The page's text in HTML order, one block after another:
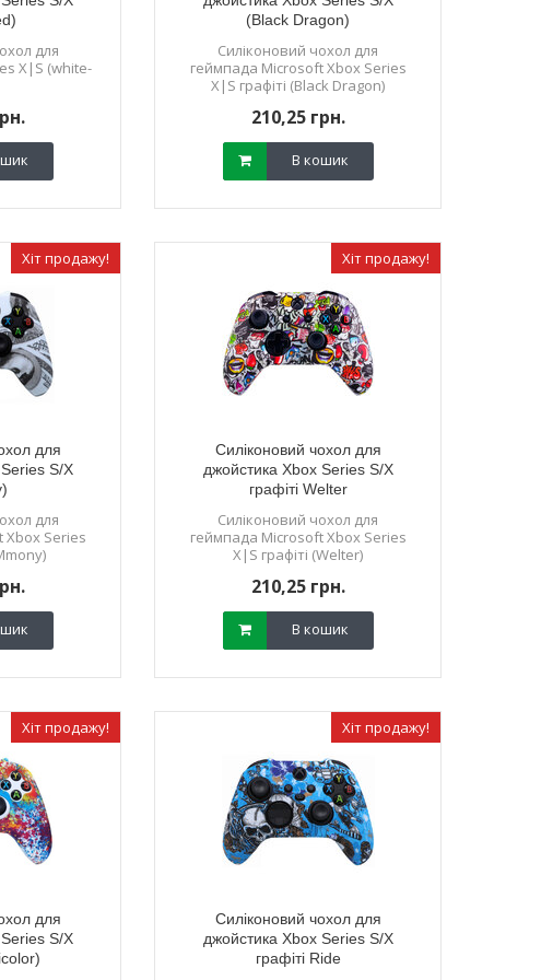
для
X|S (white-
(Black Dragon)
Силіконовий чохол для
геймпада Microsoft Xbox Series
X|S графіті (Black Dragon)
210,25 грн.
В кошик
Хіт продажу!
для
S/X
для
Xbox Series
Хіт продажу!
Силіконовий чохол для
джойстика Xbox Series S/X
графіті Welter
Силіконовий чохол для
геймпада Microsoft Xbox Series
X|S графіті (Welter)
210,25 грн.
В кошик
Хіт продажу!
для
S/X
Хіт продажу!
Силіконовий чохол для
джойстика Xbox Series S/X
графіті Ride